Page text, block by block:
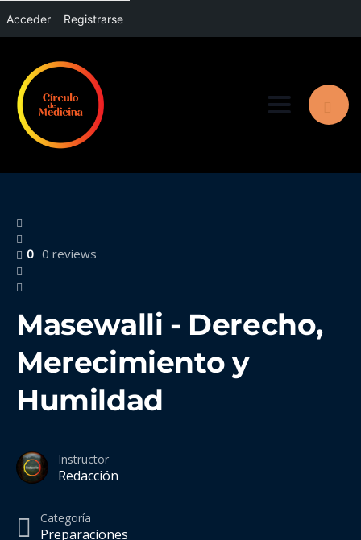
Acceder Registrarse
Toggle
0 0 reviews
Masewalli - Derecho,
Merecimiento y
Humildad
Instructor
Redacción
Categoría
Preparaciones